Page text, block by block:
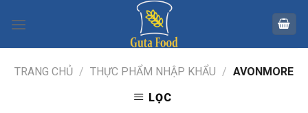
TRANG CHỦ / THỰC PHẨM NHẬP KHẨU / AVONMORE
LỌC